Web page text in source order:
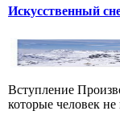
Искусственный
Вступление
которые человек не